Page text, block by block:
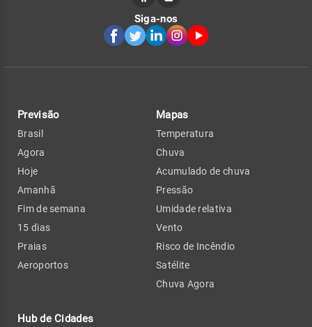
Siga-nos
Previsão
Brasil
Agora
Hoje
Amanhã
Fim de semana
15 dias
Praias
Aeroportos
Hub de Cidades
Mapas
Temperatura
Chuva
Acumulado de chuva
Pressão
Umidade relativa
Vento
Risco de Incêndio
Satélite
Chuva Agora